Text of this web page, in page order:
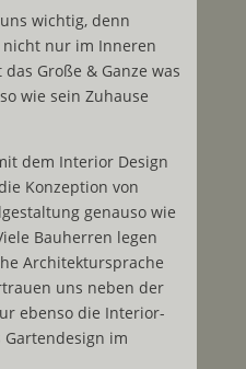
wichtig, denn
nur im Inneren
Große & Ganze was
wie sein Zuhause
dem Interior Design
Konzeption von
genauso wie
Bauherren legen
Architektursprache
uns neben der
ebenso die Interior-
im